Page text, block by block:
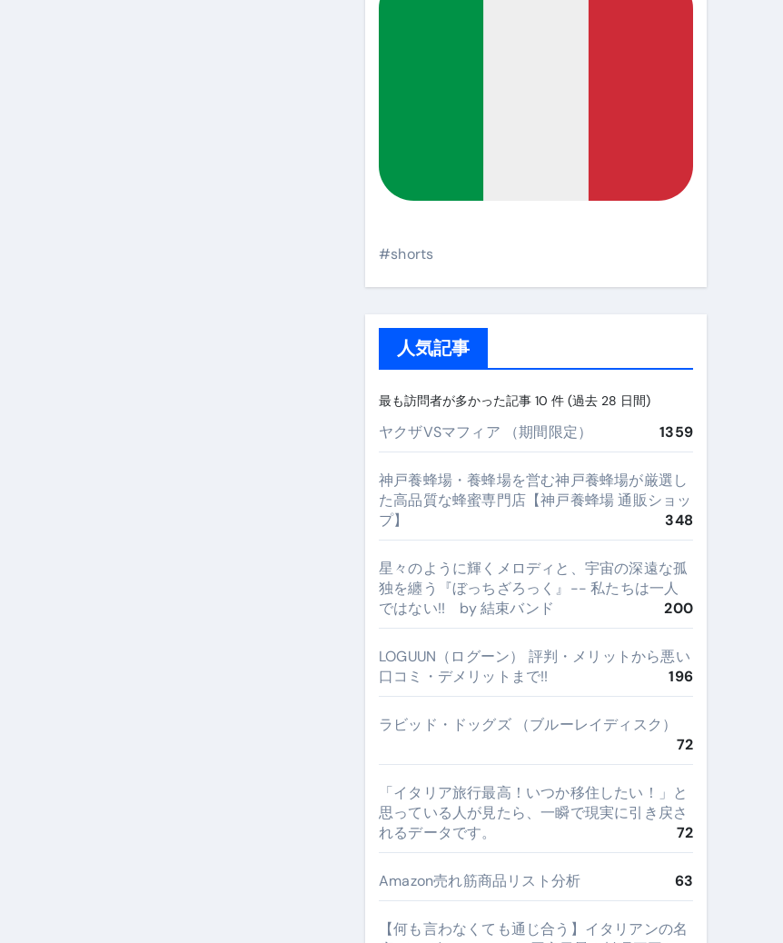
#shorts
人気記事
最も訪問者が多かった記事 10 件 (過去 28 日間)
ヤクザVSマフィア （期間限定） 1359
神戸養蜂場・養蜂場を営む神戸養蜂場が厳選し
た高品質な蜂蜜専門店【神戸養蜂場 通販ショッ
プ】
348
星々のように輝くメロディと、宇宙の深遠な孤
独を纏う『ぼっちざろっく』-- 私たちは一人
ではない!! by 結束バンド
200
LOGUUN（ログーン） 評判・メリットから悪い
口コミ・デメリットまで!!
196
ラビッド・ドッグズ （ブルーレイディスク）
72
​「イタリア旅行最高！いつか移住したい！」と
思っている人が見たら、一瞬で現実に引き戻さ
れるデータです。
72
Amazon売れ筋商品リスト分析 63
【何も言わなくても通じ合う】イタリアンの名